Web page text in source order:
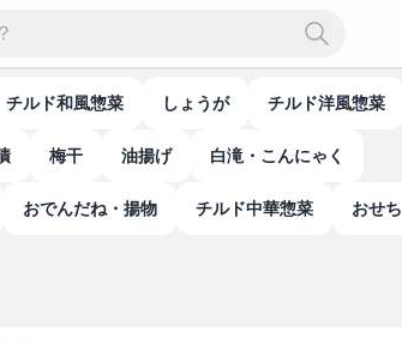
チルド和風惣菜 しょうが チルド洋風惣菜
梅干 油揚げ 白滝・こんにゃく
おでんだね・揚物 チルド中華惣菜 おせち